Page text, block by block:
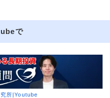
で
所|Youtube